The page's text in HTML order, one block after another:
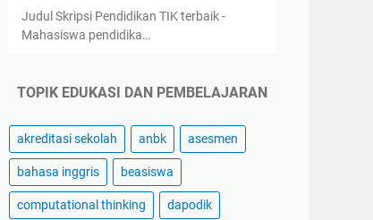
Judul Skripsi Pendidikan TIK terbaik -
Mahasiswa pendidika…
TOPIK EDUKASI DAN PEMBELAJARAN
akreditasi sekolah anbk asesmen
bahasa inggris beasiswa
computational thinking dapodik